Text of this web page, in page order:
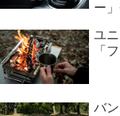
ー
ユ
「
バ